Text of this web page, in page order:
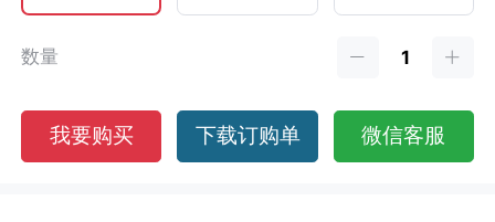
数量
我要购买 下载订购单 微信客服